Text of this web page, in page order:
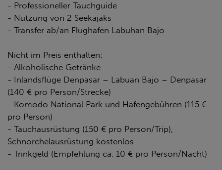
- Professioneller Tauchguide
- Nutzung von 2 Seekajaks
- Transfer ab/an Flughafen Labuhan Bajo
Nicht im Preis enthalten:
- Alkoholische Getränke
- Inlandsflüge Denpasar – Labuan Bajo – Denpasar
(140 € pro Person/Strecke)
- Komodo National Park und Hafengebühren (115 €
pro Person)
- Tauchausrüstung (150 € pro Person/Trip),
Schnorchelausrüstung kostenlos
- Trinkgeld (Empfehlung ca. 10 € pro Person/Nacht)